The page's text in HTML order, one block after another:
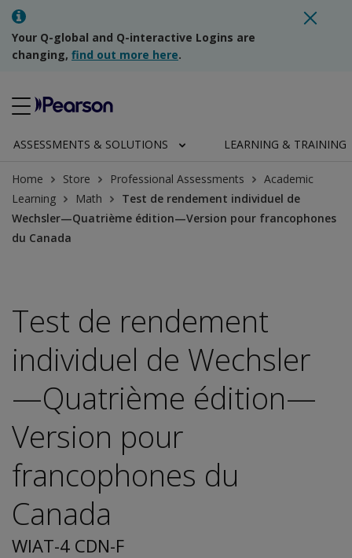
Your Q-global and Q-interactive Logins are
changing, find out more here.
ASSESSMENTS & SOLUTIONS LEARNING & TRAINING
Home Store Professional Assessments
Academic
Learning
Math
Test de rendement individuel de
Wechsler—Quatrième édition—Version pour francophones
du Canada
Test de rendement
individuel de Wechsler
—Quatrième édition—
Version pour
francophones du
Canada
WIAT-4 CDN-F